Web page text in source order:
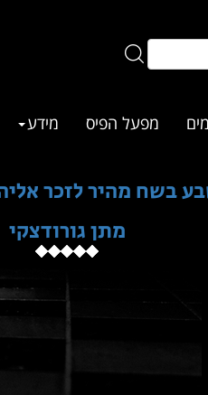
מפעל הפיס מידע
בשח מהיר לזכר
מתן גורודצקי